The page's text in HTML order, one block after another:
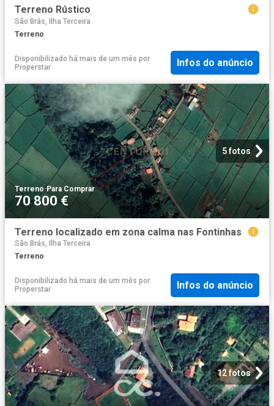
Terreno Rústico
São Brás, Ilha Terceira
Terreno
Disponibilizado há mais de um mês por
Properstar
Infos do anúncio
5 fotos
Terreno·Para Comprar
70 800 €
Terreno localizado em zona calma nas Fontinhas
São Brás, Ilha Terceira
Terreno
Disponibilizado há mais de um mês por
Properstar
Infos do anúncio
12 fotos